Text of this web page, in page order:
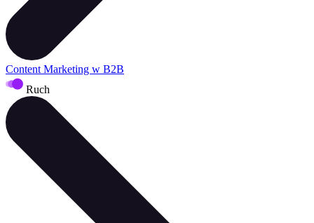
Content Marketing w B2B
Ruch